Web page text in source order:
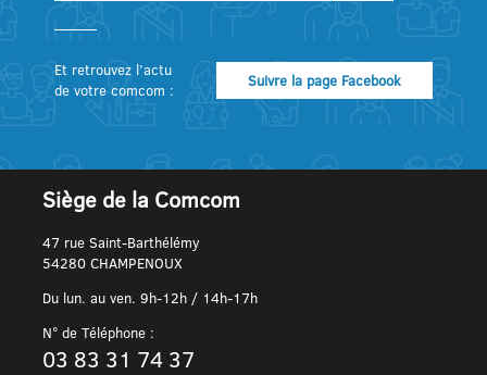
Et retrouvez l’actu
de votre comcom :
Suivre la page Facebook
Siège de la Comcom
47 rue Saint-Barthélémy
54280 CHAMPENOUX
Du lun. au ven. 9h-12h / 14h-17h
N° de Téléphone :
03 83 31 74 37